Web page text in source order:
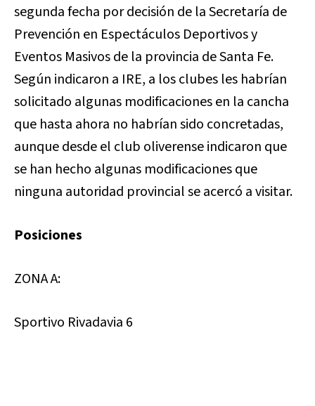
segunda fecha por decisión de la Secretaría de
Prevención en Espectáculos Deportivos y
Eventos Masivos de la provincia de Santa Fe.
Según indicaron a IRE, a los clubes les habrían
solicitado algunas modificaciones en la cancha
que hasta ahora no habrían sido concretadas,
aunque desde el club oliverense indicaron que
se han hecho algunas modificaciones que
ninguna autoridad provincial se acercó a visitar.
Posiciones
ZONA A:
Sportivo Rivadavia 6